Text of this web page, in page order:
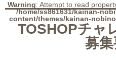
Warning: Attempt to read
/home/ss861631/kainan-
content/themes/kainan-
TOSHOPチャ
募